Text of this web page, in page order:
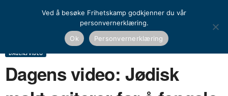
Dagens video: Jødisk makt agiterer for å fengsle mennesker
DAGENS VIDEO
Dagens video: Jødisk
Ved å besøke Frihetskamp godkjenner du vår
personvernerklæring.
Ok
Personvernerklæring